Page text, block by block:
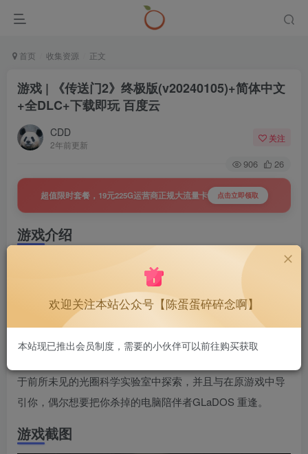
首页 收集资源 正文
游戏 | 《传送门2》终极版(v20240105)+简体中文
+全DLC+下载即玩 百度云
CDD
2年前更新
关注
906 26
超值限时套餐，19元225G运营商正规大流量卡 点击立即领取
游戏介绍
Portal 2 用创新的游戏内容、故事以及最初Portal 那赢得超过
70 项以上业界奖项般的配乐打造出另一个大奖赢家的继承
Portal 2 的单人游戏部分带来充满活力的新角色、一大堆新
于前所未见的光圈科学实验室中探索，并且与在原游戏中导
引你，偶尔想要把你杀掉的电脑陪伴者GLaDOS 重逢。
游戏截图
欢迎关注本站公众号【陈蛋蛋碎碎念啊】
本站现已推出会员制度，需要的小伙伴可以前往购买获取